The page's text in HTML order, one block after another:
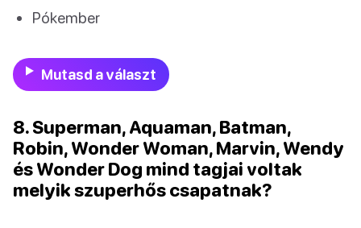
Pókember
Mutasd a választ
8. Superman, Aquaman, Batman,
Robin, Wonder Woman, Marvin, Wendy
és Wonder Dog mind tagjai voltak
melyik szuperhős csapatnak?